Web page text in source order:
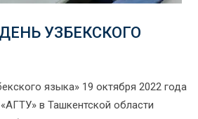
УЗБЕКСКОГО
языка» 19 октября 2022 года
в Ташкентской области